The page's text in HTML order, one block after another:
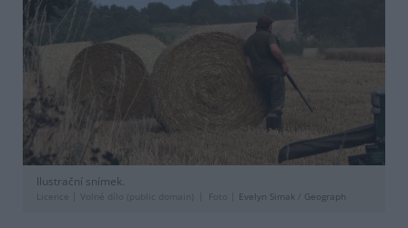
Ilustrační snímek.
Licence | Volné dílo (public domain) Foto | Evelyn Simak Geograph